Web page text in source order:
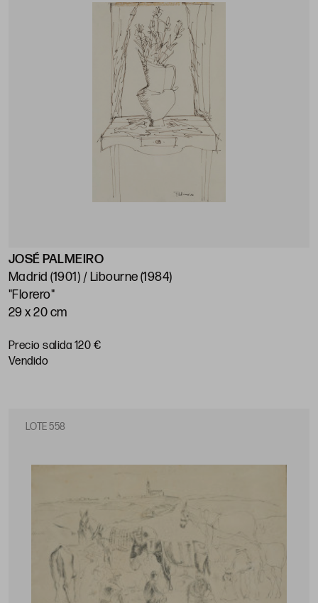
JOSÉ PALMEIRO
Madrid (1901) / Libourne (1984)
"Florero"
29 x 20 cm
Precio salida 120 €
vendido
LOTE 558